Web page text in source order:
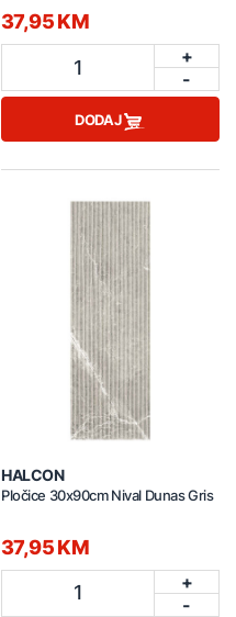
37,95 KM
1
+
-
DODAJ
HALCON
Pločice 30x90cm Nival Dunas Gris
37,95 KM
1
+
-